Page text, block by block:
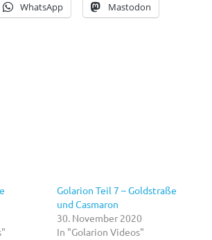
WhatsApp Mastodon
Golarion Teil 7 – Goldstraße
und Casmaron
30. November 2020
In "Golarion Videos"